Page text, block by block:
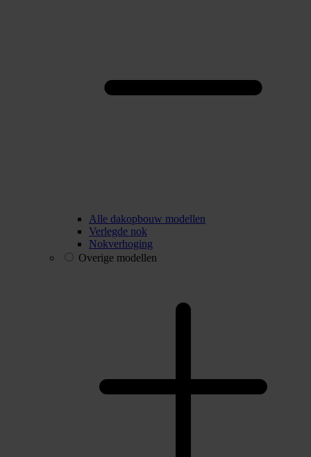
Alle dakopbouw modellen
Verlegde nok
Nokverhoging
Overige modellen